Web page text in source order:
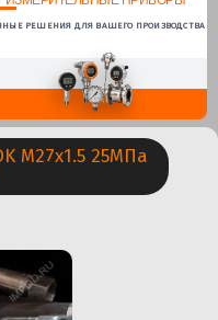
РЕШЕНИЯ ДЛЯ ВАШЕГО ПРОИЗВОДСТВА
М27х1.5 25МПа